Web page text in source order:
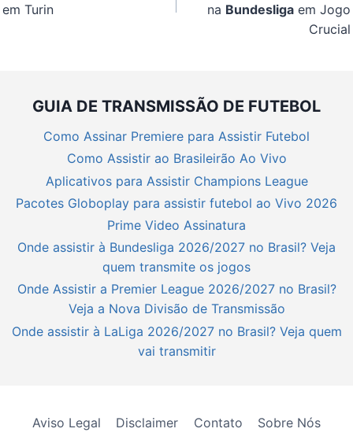
em Turin
na Bundesligaem Jogo
Crucial
GUIA DE TRANSMISSÃO DE FUTEBOL
Como Assinar Premiere para Assistir Futebol
Como Assistir ao Brasileirão Ao Vivo
Aplicativos para Assistir Champions League
Pacotes Globoplay para assistir futebol ao Vivo 2026
Prime Video Assinatura
Onde assistir à Bundesliga 2026/2027 no Brasil? Veja
quem transmite os jogos
Onde Assistir a Premier League 2026/2027 no Brasil?
Veja a Nova Divisão de Transmissão
Onde assistir à LaLiga 2026/2027 no Brasil? Veja quem
vai transmitir
Aviso Legal Disclaimer Contato Sobre Nós